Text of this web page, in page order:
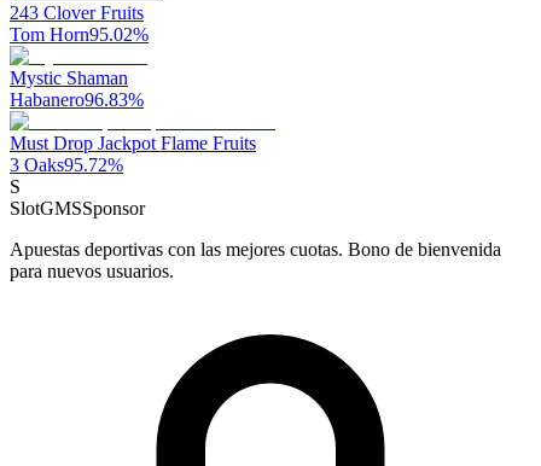
243 Clover Fruits
Tom Horn95.02%
Mystic Shaman
Habanero96.83%
Must Drop Jackpot Flame Fruits
3 Oaks95.72%
S
SlotGMSSponsor
Apuestas deportivas con las mejores cuotas. Bono de bienvenida
para nuevos usuarios.